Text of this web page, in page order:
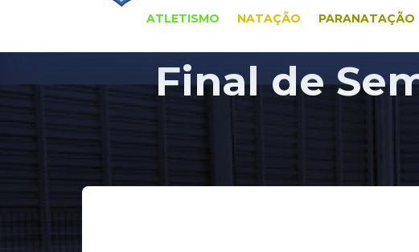
ATLETISMO NATAÇÃO PARANATAÇÃO
Final de